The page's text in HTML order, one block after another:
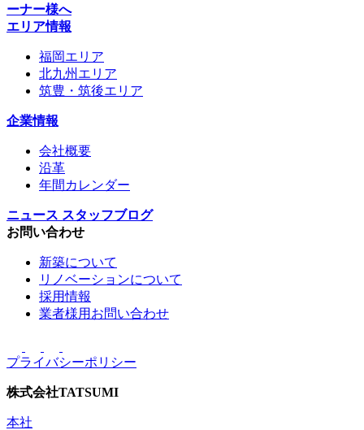
ーナー様へ
エリア情報
福岡エリア
北九州エリア
筑豊・筑後エリア
企業情報
会社概要
沿革
年間カレンダー
ニュース スタッフブログ
お問い合わせ
新築について
リノベーションについて
採用情報
業者様用お問い合わせ
プライバシーポリシー
株式会社TATSUMI
本社